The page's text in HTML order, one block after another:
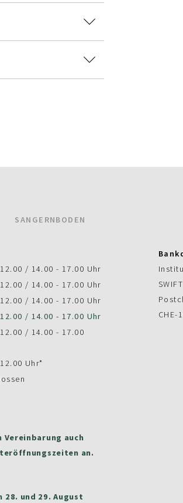
/ 14.00 - 17.00 Uhr
/ 14.00 - 17.00 Uhr
/ 14.00 - 17.00 Uhr
/ 14.00 - 17.00 Uhr
/ 14.00 - 17.00
Uhr*
auch
an.
und 29. August
CHE-
SANGERNBODEN